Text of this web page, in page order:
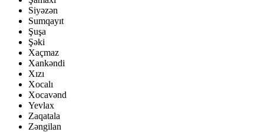
Siyəzən
Sumqayıt
Şuşa
Şəki
Xaçmaz
Xankəndi
Xızı
Xocalı
Xocavənd
Yevlax
Zaqatala
Zəngilan